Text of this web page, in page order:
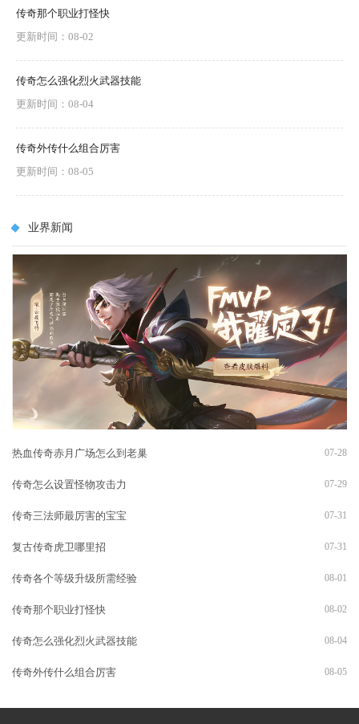
传奇那个职业打怪快
更新时间：08-02
传奇怎么强化烈火武器技能
更新时间：08-04
传奇外传什么组合厉害
更新时间：08-05
业界新闻
热血传奇赤月广场怎么到老巢 07-28
传奇怎么设置怪物攻击力 07-29
传奇三法师最厉害的宝宝 07-31
复古传奇虎卫哪里招 07-31
传奇各个等级升级所需经验 08-01
传奇那个职业打怪快 08-02
传奇怎么强化烈火武器技能 08-04
传奇外传什么组合厉害 08-05